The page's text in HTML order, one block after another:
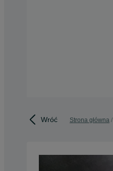
Wróć Strona główna